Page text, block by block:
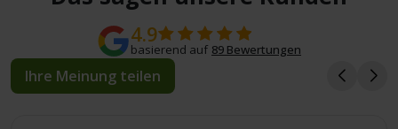
4.9
basierend auf 89 Bewertungen
Ihre Meinung teilen